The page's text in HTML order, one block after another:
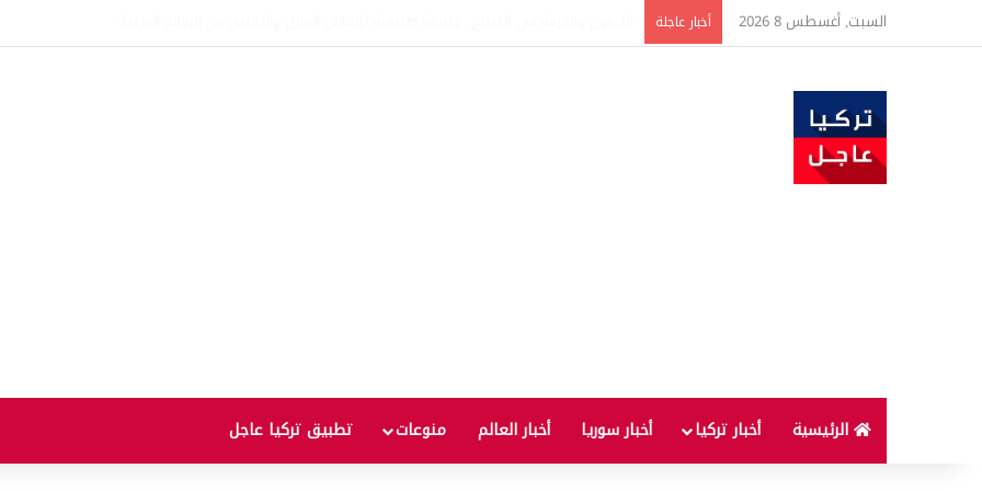
السبت, أغسطس 8 2026 أخبار عاجلة
الرئيسية أخبار تركيا أخبار سوريا أخبار العالم منوعات تطبيق تركيا عاجل